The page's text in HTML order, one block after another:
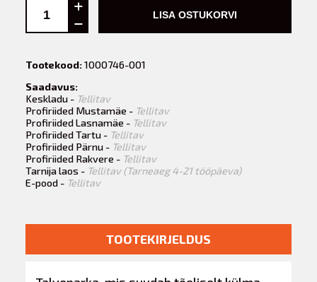
LISA OSTUKORVI
Tootekood:1000746-001
Saadavus:
Keskladu - Tellitav
Profiriided Mustamäe - Tellitav
Profiriided Lasnamäe - Tellitav
Profiriided Tartu - Tellitav
Profiriided Pärnu - Tellitav
Profiriided Rakvere - Tellitav
Tarnija laos - Tellitav (Tarneaeg 4-21 tööpäeva)
E-pood - Tellitav
TOOTEKIRJELDUS